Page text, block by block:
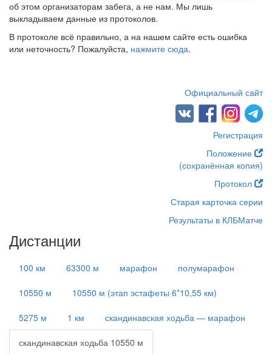
об этом организаторам забега, а не нам. Мы лишь
выкладываем данные из протоколов.
В протоколе всё правильно, а на нашем сайте есть ошибка
или неточность? Пожалуйста, нажмите сюда.
Официальный сайт
Регистрация
Положение
(сохранённая копия)
Протокол
Старая карточка серии
Результаты в КЛБМатче
Дистанции
100 км 63300 м марафон полумарафон
10550 м 10550 м (этап эстафеты 6*10,55 км)
5275 м 1 км скандинавская ходьба — марафон
скандинавская ходьба 10550 м